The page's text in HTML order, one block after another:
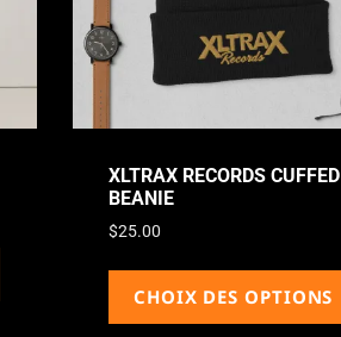
XLTRAX RECORDS CUFFED
BEANIE
$25.00
CHOIX DES OPTIONS